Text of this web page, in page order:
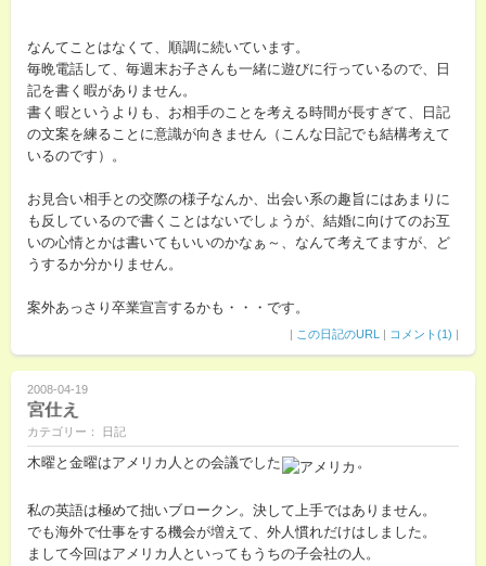
なんてことはなくて、順調に続いています。
毎晩電話して、毎週末お子さんも一緒に遊びに行っているので、日
記を書く暇がありません。
書く暇というよりも、お相手のことを考える時間が長すぎて、日記
の文案を練ることに意識が向きません（こんな日記でも結構考えて
いるのです）。
お見合い相手との交際の様子なんか、出会い系の趣旨にはあまりに
も反しているので書くことはないでしょうが、結婚に向けてのお互
いの心情とかは書いてもいいのかなぁ～、なんて考えてますが、ど
うするか分かりません。
案外あっさり卒業宣言するかも・・・です。
| この日記のURL | コメント(1) |
2008-04-19
宮仕え
カテゴリー： 日記
木曜と金曜はアメリカ人との会議でした 。
私の英語は極めて拙いブロークン。決して上手ではありません。
でも海外で仕事をする機会が増えて、外人慣れだけはしました。
まして今回はアメリカ人といってもうちの子会社の人。